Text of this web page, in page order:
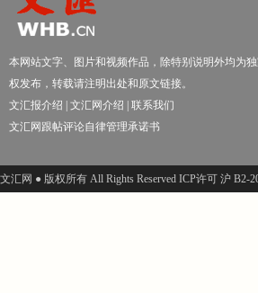
本网站文字、图片和视频作品，除特别说明外均为
权发布，转载请注明出处和原文链接。
文汇报介绍
文汇网介绍
联系我们
文汇网跟帖评论自律管理承诺书
文汇网 ● 版权所有 All Rights Reserved ICP许可 沪 B2-